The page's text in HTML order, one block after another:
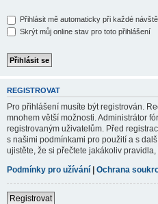
Přihlásit mě automaticky při každé
Skrýt můj online stav pro toto přihlášení
REGISTROVAT
Pro přihlášení musíte být registrován.
mnohem větší možnosti. Administrátor
registrovaným uživatelům. Před
s našimi podmínkami pro použití a s
ujistěte, že si přečtete jakákoliv pravidla,
Podmínky pro užívání | Ochrana
Registrovat